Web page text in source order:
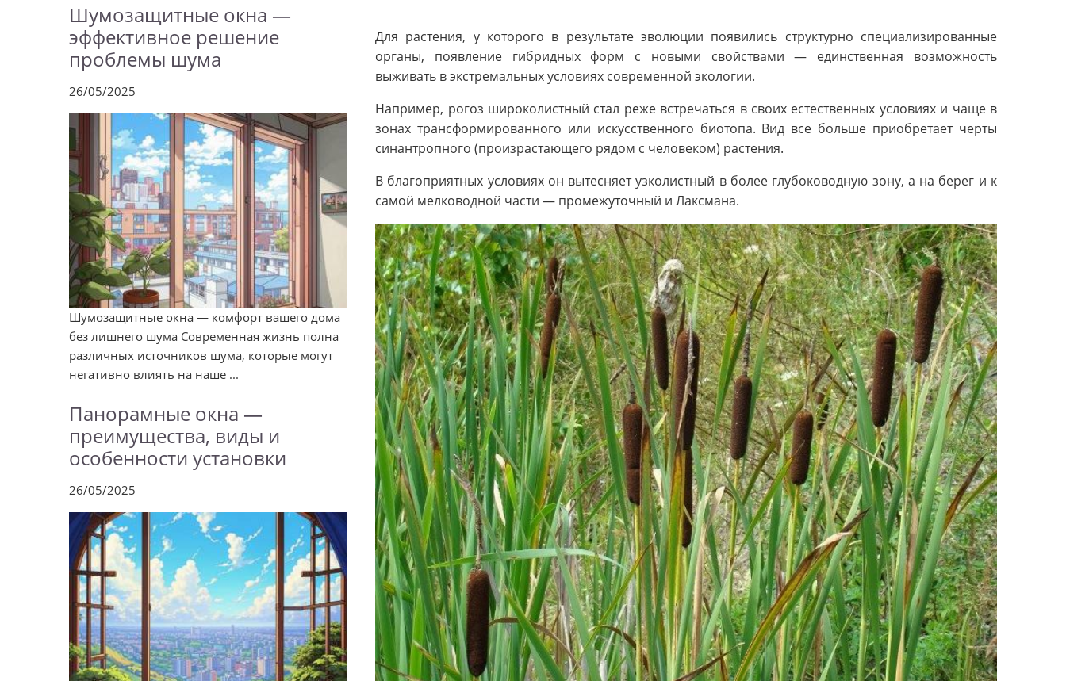
Шумозащитные окна —
эффективное решение
проблемы шума
26/05/2025
Шумозащитные окна — комфорт вашего дома
без лишнего шума Современная жизнь полна
различных источников шума, которые могут
негативно влиять на наше ...
Панорамные окна —
преимущества, виды и
особенности установки
26/05/2025
Для растения, у которого в результате эволюции появились структурно специализированные
органы, появление гибридных форм с новыми свойствами — единственная возможность
выживать в экстремальных условиях современной экологии.
Например, рогоз широколистный стал реже встречаться в своих естественных условиях и чаще в
зонах трансформированного или искусственного биотопа. Вид все больше приобретает черты
синантропного (произрастающего рядом с человеком) растения.
В благоприятных условиях он вытесняет узколистный в более глубоководную зону, а на берег и к
самой мелководной части — промежуточный и Лаксмана.